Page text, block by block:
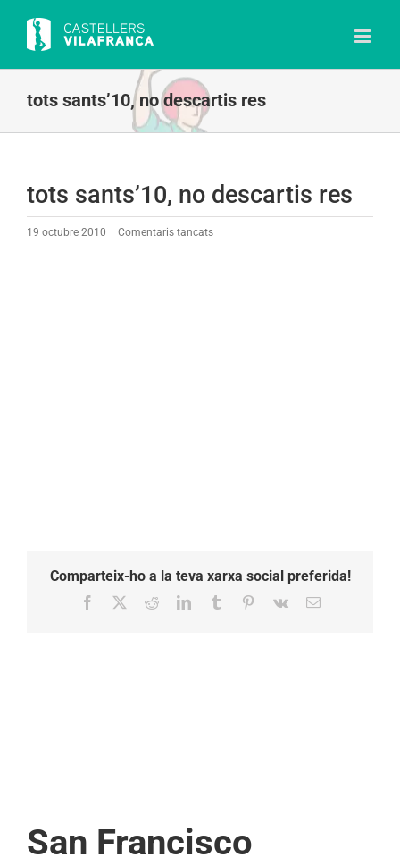
content
tots sants’10, no descartis res
tots sants’10, no descartis res
19 octubre 2010 Comentaris tancatsa
Comparteix-ho a la teva xarxa social preferida!
Facebook RedditLinkedInTumblr Pinterest
Vk Email:
San Francisco